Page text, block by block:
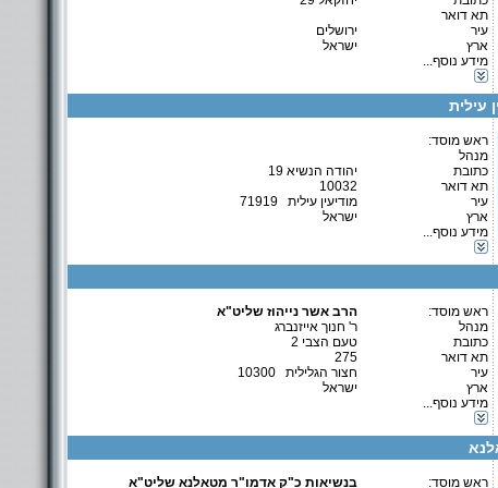
תא דואר
עיר
ירושלים
ארץ
ישראל
מידע נוסף...
עילית
ראש מוסד:
מנהל
כתובת
יהודה הנשיא 19
תא דואר
10032
עיר
מודיעין עילית 71919
ארץ
ישראל
מידע נוסף...
טלפון 1:
טלפון 2:
פקס
איש קשר:
ראש מוסד:
הרב אשר נייהוז שליט"א
מנהל
ר' חנוך אייזנברג
כתובת
טעם הצבי 2
תא דואר
275
עיר
חצור הגלילית 10300
ארץ
ישראל
מידע נוסף...
טלפון 1:
טלפון 2:
פקס
מספר עמותה:
איש קשר:
ר' חנוך אייזנברג
ראש מוסד: בנשיאות כ"ק אדמו"ר מטאלנא שליט"א
טלפון 1:
טלפון 2:
פקס
מספר עמותה: